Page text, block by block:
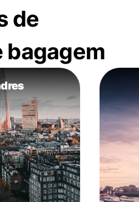
de
bagagem